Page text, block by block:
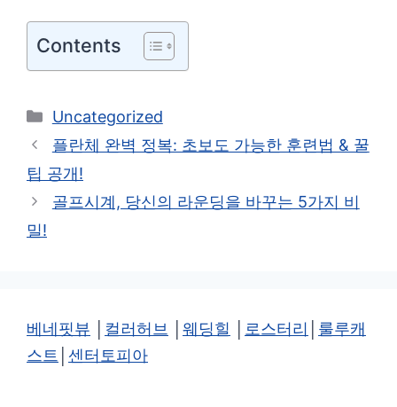
Contents
카
테
리
Uncategorized
플란체 완벽 정복: 초보도 가능한 훈련법 & 꿀
팁 공개!
골프시계, 당신의 라운딩을 바꾸는 5가지 비
밀!
베네핏뷰 컬러허브 웨딩힐 로스터리
룰루캐
스트
센터토피아